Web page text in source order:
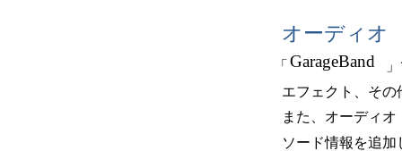
オーディオ
「 GarageBand
エフェクト、そ
また、オーディオ
ソード情報を追